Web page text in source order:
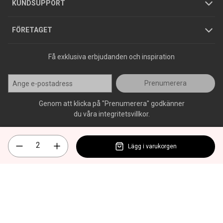
KUNDSUPPORT
Varumärken
FÖRETAGET
Press
Få exklusiva erbjudanden och inspiration
Prenumerera
Genom att klicka på "Prenumerera" godkänner
du våra integritetsvillkor.
Lägg i varukorgen